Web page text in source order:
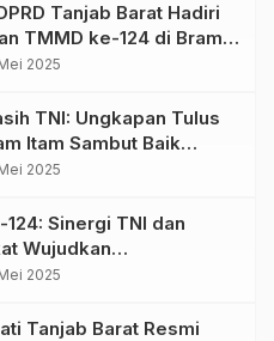
Tanjab Barat Hadiri
TMMD ke-124 di Bram
2025
TNI: Ungkapan Tulus
Itam Sambut Baik
1242025
Sinergi TNI dan
Wujudkan
Merata di Bumi
2025
Tanjab Barat Resmi